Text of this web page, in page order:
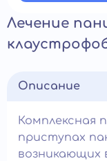
Лечение
Описание
Комплексная
приступах
возникающих